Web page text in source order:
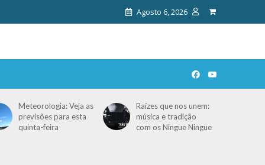
Agosto 6, 2026
Meteorologia: Veja as
previsões para esta
quinta-feira
Raízes que nos unem:
música e tradição
com os Ningue Ningue